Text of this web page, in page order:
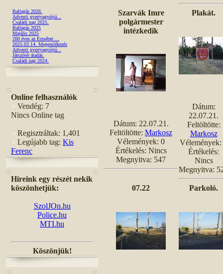
Ballagás 2026.
Adventi gyertyagyújtá...
Családi nap 2025.
Ballagás 2025
Majális 2025
200 éves az Erzsébet ...
2025.03.14. Megemlékezés
Adventi gyertyagyújtá...
Játszótér átadás.
Családi nap 2024.
Online felhasználók
Vendég: 7
Nincs Online tag
Regisztráltak: 1,401
Legújabb tag: Kis
Ferenc
Híreink egy részét nekik
köszönhetjük:
SzolJOn.hu
Police.hu
MTI.hu
Köszönjük!
Szarvák Imre
polgármester
intézkedik
Dátum: 22.07.21.
Feltöltötte: Markosz
Vélemények: 0
Értékelés: Nincs
Megnyitva: 547
Plakát.
Dátum:
22.07.21.
Feltöltötte:
Markosz
Vélemények:
Értékelés:
Nincs
Megnyitva:
07.22 Parkoló.